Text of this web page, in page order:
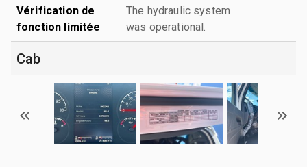
Vérification de
fonction limitée
The hydraulic system
was operational.
Cab